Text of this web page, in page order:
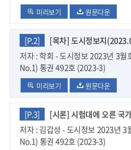
미리보기 원문다운
[P.2]
[목차] 도시정보지
저자 : 학회 - 도시정보 2023년 3월
No.1) 통권 492호 (2023-3)
미리보기 원문다운
[P.3]
[시론] 시험대에 오른 국
저자 : 김갑성 - 도시정보 2023년
No.1) 통권 492호 (2023-3)